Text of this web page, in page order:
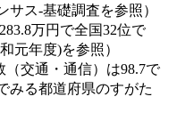
ス‐基礎調査を参照）
万円で全国32位で
元年度)を参照）
交通・通信）は98.7で
みる都道府県のすがた